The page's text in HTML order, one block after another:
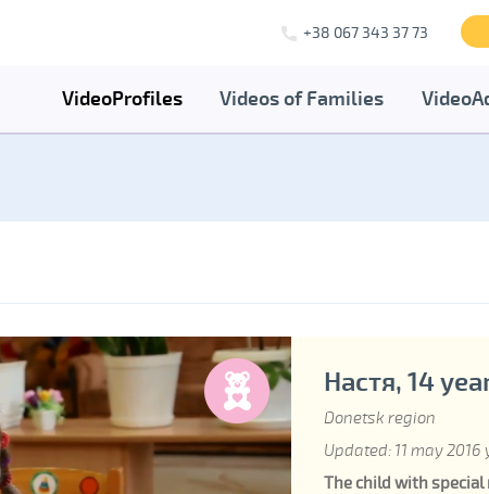
+38 067 343 37 73
VideoProfiles Videos of Families
Настя, 14
Donetsk region
Updated: 11 may 2016
The child with special